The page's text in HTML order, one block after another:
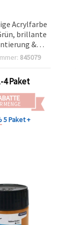
Acrylfarbe
brillante
&
Textur für
und DIY-
845079
4 Paket
MENGE
5 Paket +